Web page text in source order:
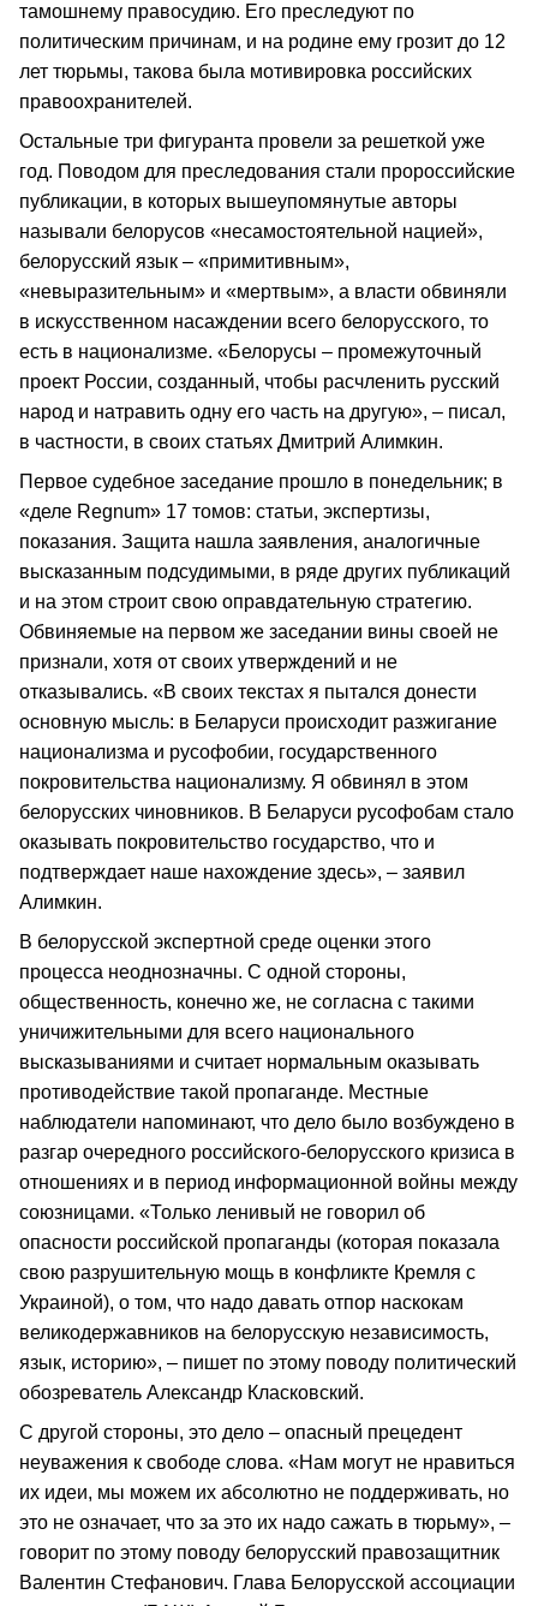
тамошнему правосудию. Его преследуют по
политическим причинам, и на родине ему грозит до 12
лет тюрьмы, такова была мотивировка российских
правоохранителей.
Остальные три фигуранта провели за решеткой уже
год. Поводом для преследования стали пророссийские
публикации, в которых вышеупомянутые авторы
называли белорусов «несамостоятельной нацией»,
белорусский язык – «примитивным»,
«невыразительным» и «мертвым», а власти обвиняли
в искусственном насаждении всего белорусского, то
есть в национализме. «Белорусы – промежуточный
проект России, созданный, чтобы расчленить русский
народ и натравить одну его часть на другую», – писал,
в частности, в своих статьях Дмитрий Алимкин.
Первое судебное заседание прошло в понедельник; в
«деле Regnum» 17 томов: статьи, экспертизы,
показания. Защита нашла заявления, аналогичные
высказанным подсудимыми, в ряде других публикаций
и на этом строит свою оправдательную стратегию.
Обвиняемые на первом же заседании вины своей не
признали, хотя от своих утверждений и не
отказывались. «В своих текстах я пытался донести
основную мысль: в Беларуси происходит разжигание
национализма и русофобии, государственного
покровительства национализму. Я обвинял в этом
белорусских чиновников. В Беларуси русофобам стало
оказывать покровительство государство, что и
подтверждает наше нахождение здесь», – заявил
Алимкин.
В белорусской экспертной среде оценки этого
процесса неоднозначны. С одной стороны,
общественность, конечно же, не согласна с такими
уничижительными для всего национального
высказываниями и считает нормальным оказывать
противодействие такой пропаганде. Местные
наблюдатели напоминают, что дело было возбуждено в
разгар очередного российского-белорусского кризиса в
отношениях и в период информационной войны между
союзницами. «Только ленивый не говорил об
опасности российской пропаганды (которая показала
свою разрушительную мощь в конфликте Кремля с
Украиной), о том, что надо давать отпор наскокам
великодержавников на белорусскую независимость,
язык, историю», – пишет по этому поводу политический
обозреватель Александр Класковский.
С другой стороны, это дело – опасный прецедент
неуважения к свободе слова. «Нам могут не нравиться
их идеи, мы можем их абсолютно не поддерживать, но
это не означает, что за это их надо сажать в тюрьму», –
говорит по этому поводу белорусский правозащитник
Валентин Стефанович. Глава Белорусской ассоциации